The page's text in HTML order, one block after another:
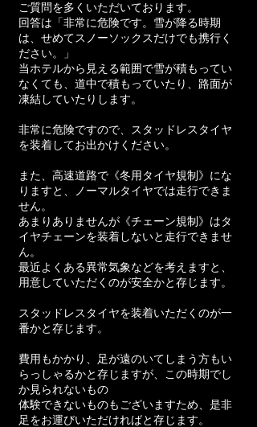
ご質問を多くいただいております。
回答は「非常に危険です。雪が降る時期
は、せめてスノーソックスだけでも携行く
ださい。」
当ホテルから見える範囲で雪が積もってい
なくても、道中で積もっていたり、路面が
凍結していたりします。
非常に危険ですので、スタッドレスタイヤ
を装着してお出かけください。
また、高速道路で《冬用タイヤ規制》にな
りますと、ノーマルタイヤでは走行できま
せん。
あまりありませんが《チェーン規制》はタ
イヤチェーンを装着しないと走行できませ
ん。
最近よくある異常気象などを考えますと、
用意していただくのが安全かと存じます。
スタッドレスタイヤを装着いただくのが一
番かと存じます。
費用もかかり、足が遠のいてしまう方もい
らっしゃるかと存じますが、この時期でし
か見られないもの
体験できないものもございますため、是非
足をお運びいただければと存じます。